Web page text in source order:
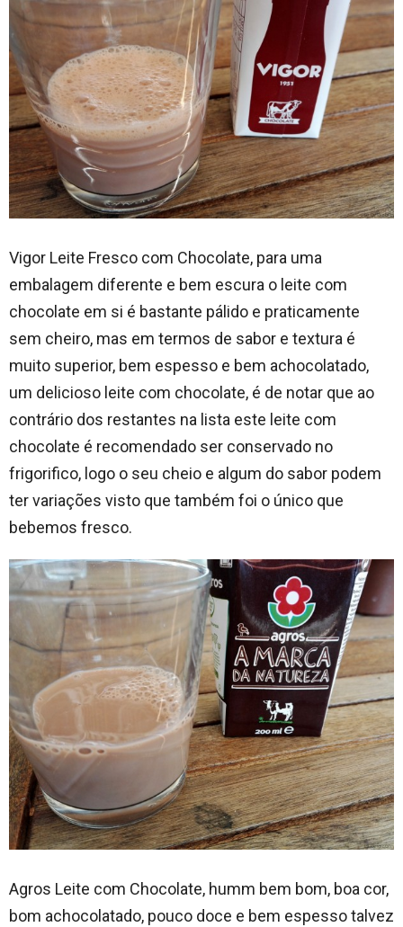
Vigor Leite Fresco com Chocolate, para uma
embalagem diferente e bem escura o leite com
chocolate em si é bastante pálido e praticamente
sem cheiro, mas em termos de sabor e textura é
muito superior, bem espesso e bem achocolatado,
um delicioso leite com chocolate, é de notar que ao
contrário dos restantes na lista este leite com
chocolate é recomendado ser conservado no
frigorifico, logo o seu cheio e algum do sabor podem
ter variações visto que também foi o único que
bebemos fresco.
Agros Leite com Chocolate, humm bem bom, boa cor,
bom achocolatado, pouco doce e bem espesso talvez